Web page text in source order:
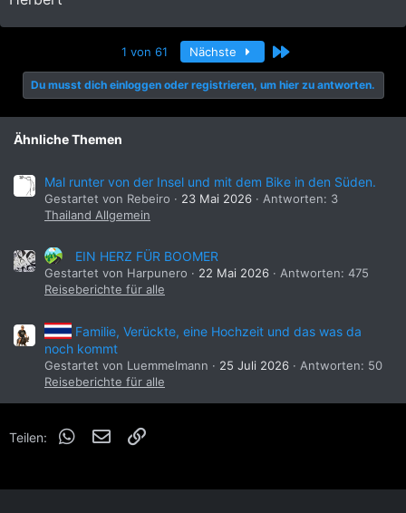
1 von 61 Nächste Letzte
Du musst dich einloggen oder registrieren, um hier zu antworten.
Ähnliche Themen
Mal runter von der Insel und mit dem Bike in den Süden.
Gestartet von Rebeiro 23 Mai 2026
Antworten: 3
Thailand Allgemein
EIN HERZ FÜR BOOMER
Gestartet von Harpunero 22 Mai 2026
Antworten: 475
Reiseberichte für alle
Familie, Verückte, eine Hochzeit und das was da
noch kommt
Gestartet von Luemmelmann 25 Juli 2026
Antworten: 50
Reiseberichte für alle
Teilen: WhatsApp
E-Mail